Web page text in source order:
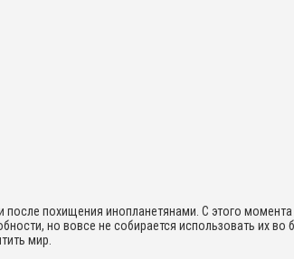
похищения инопланетянами. С этого
но вовсе не собирается использовать их
мир.